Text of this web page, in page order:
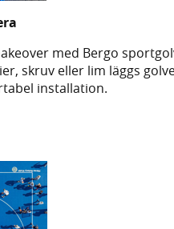
med Bergo
skruv eller lim läggs
installation.